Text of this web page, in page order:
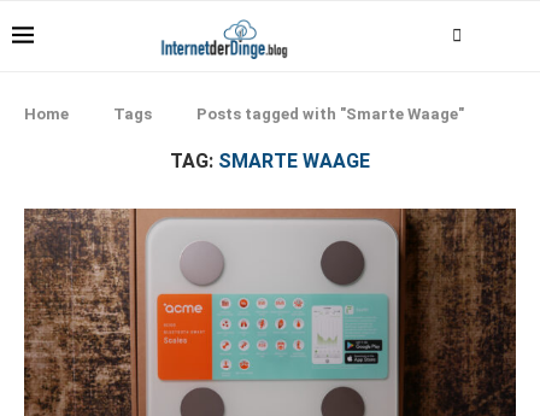
Home Tags Posts tagged with "Smarte Waage"
TAG: SMARTE WAAGE